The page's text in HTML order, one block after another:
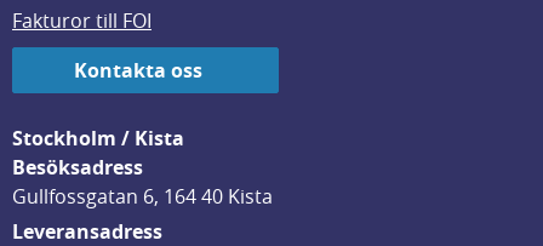
Fakturor till FOI
Kontakta oss
Stockholm / Kista
Besöksadress
Gullfossgatan 6, 164 40 Kista
Leveransadress